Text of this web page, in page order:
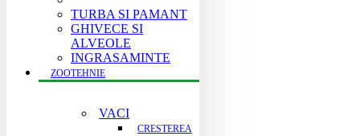
TURBA SI PAMANT
GHIVECE SI
ALVEOLE
INGRASAMINTE
ZOOTEHNIE
VACI
CRESTEREA